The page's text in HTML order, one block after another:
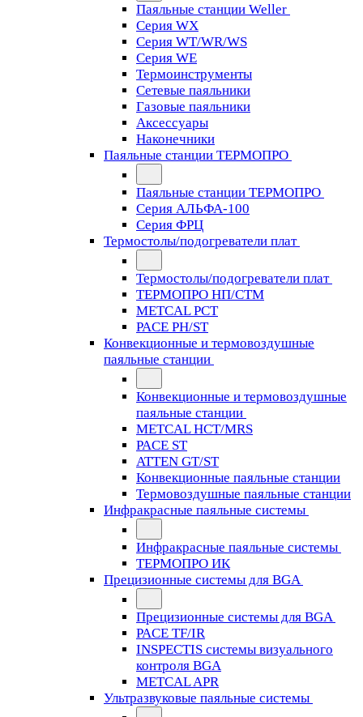
Паяльные станции Weller
Серия WX
Серия WT/WR/WS
Серия WE
Термоинструменты
Сетевые паяльники
Газовые паяльники
Аксессуары
Наконечники
Паяльные станции ТЕРМОПРО
Паяльные станции ТЕРМОПРО
Серия АЛЬФА-100
Серия ФРЦ
Термостолы/подогреватели плат
Термостолы/подогреватели плат
ТЕРМОПРО НП/СТМ
METCAL PCT
PACE PH/ST
Конвекционные и термовоздушные
паяльные станции
Конвекционные и термовоздушные
паяльные станции
METCAL HCT/MRS
PACE ST
ATTEN GT/ST
Конвекционные паяльные станции
Термовоздушные паяльные станции
Инфракрасные паяльные системы
Инфракрасные паяльные системы
ТЕРМОПРО ИК
Прецизионные системы для BGA
Прецизионные системы для BGA
PACE TF/IR
INSPECTIS системы визуального
контроля BGA
METCAL APR
Ультразвуковые паяльные системы